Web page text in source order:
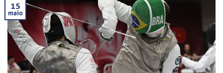
15
maio